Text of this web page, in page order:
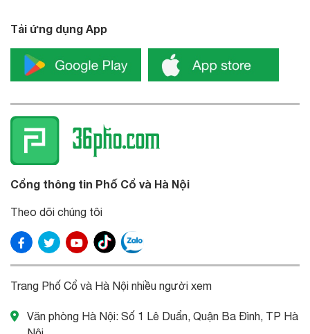
Tải ứng dụng App
Cổng thông tin Phố Cổ và Hà Nội
Theo dõi chúng tôi
Trang Phố Cổ và Hà Nội nhiều người xem
Văn phòng Hà Nội: Số 1 Lê Duẩn, Quận Ba Đình, TP Hà